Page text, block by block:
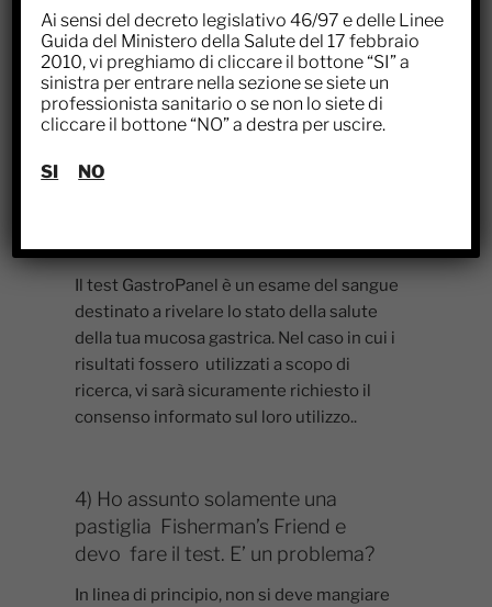
questo test la gastroscopia?
Il medico può suggerire di eseguire una
gastroscopia, se i risultati del GastroPanel
indicano che il vostro stomaco non è
normale.
progetto sperimentale?
Il test GastroPanel è un esame del sangue
destinato a rivelare lo stato della salute
della tua mucosa gastrica. Nel caso in cui i
risultati fossero utilizzati a scopo di
ricerca, vi sarà sicuramente richiesto il
consenso informato sul loro utilizzo..
4) Ho assunto solamente una
pastiglia Fisherman’s Friend e
devo fare il test. E’ un problema?
In linea di principio, non si deve mangiare
Ai sensi del decreto legislativo 46/97 e delle Linee
Guida del Ministero della Salute del 17 febbraio
2010, vi preghiamo di cliccare il bottone “SI” a
sinistra per entrare nella sezione se siete un
professionista sanitario o se non lo siete di
cliccare il bottone “NO” a destra per uscire.
SI NO